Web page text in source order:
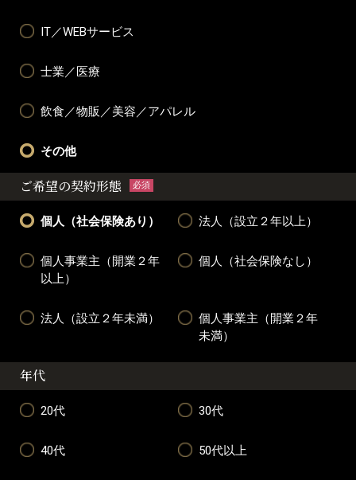
IT／WEBサービス
士業／医療
飲食／物販／美容／アパレル
その他
ご希望の契約形態 必須
個人（社会保険あり） 法人（設立２年以上）
個人事業主（開業２年
以上）
個人（社会保険なし）
法人（設立２年未満）
個人事業主（開業２年
未満）
年代
20代 30代
40代 50代以上